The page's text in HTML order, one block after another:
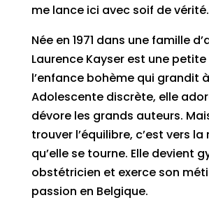
me lance ici avec soif de
Née en 1971 dans une famille
Laurence Kayser est une
l’enfance bohème qui grandit
Adolescente discrète, elle
dévore les grands auteurs.
trouver l’équilibre, c’est vers
qu’elle se tourne. Elle devient
obstétricien et exerce son
passion en Belgique.